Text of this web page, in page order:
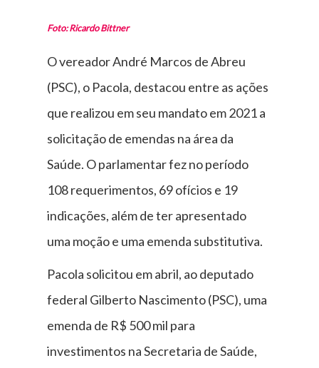
Foto: Ricardo Bittner
O vereador André Marcos de Abreu
(PSC), o Pacola, destacou entre as ações
que realizou em seu mandato em 2021 a
solicitação de emendas na área da
Saúde. O parlamentar fez no período
108 requerimentos, 69 ofícios e 19
indicações, além de ter apresentado
uma moção e uma emenda substitutiva.
Pacola solicitou em abril, ao deputado
federal Gilberto Nascimento (PSC), uma
emenda de R$ 500 mil para
investimentos na Secretaria de Saúde,